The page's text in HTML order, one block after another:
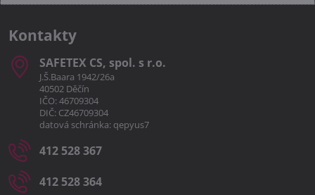
Kontakty
SAFETEX CS, spol​. s r​.o​.
J.Š.Baara 1942/26a
40502 Děčín
IČO: 46709304
DIČ: CZ46709304
datová schránka: qepyus7
412 528 367
412 528 364